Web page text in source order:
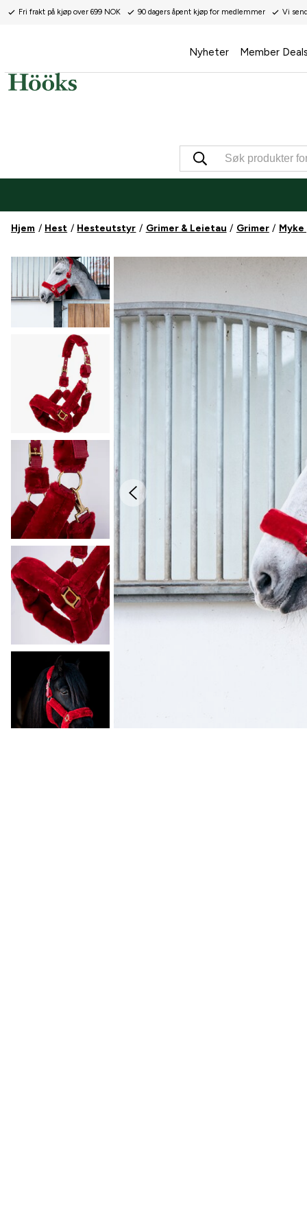
Fri frakt på kjøp over 699 NOK 90 dagers åpent kjøp for medlemmer Vi
Nyheter Member
Hjem Hest Hesteutstyr Grimer & Leietau Grimer